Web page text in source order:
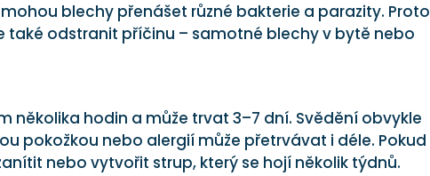
mohou blechy přenášet různé bakterie a parazity. Proto
také odstranit příčinu – samotné blechy v bytě nebo
několika hodin a může trvat 3–7 dní. Svědění obvykle
pokožkou nebo alergií může přetrvávat i déle. Pokud
nebo vytvořit strup, který se hojí několik týdnů.